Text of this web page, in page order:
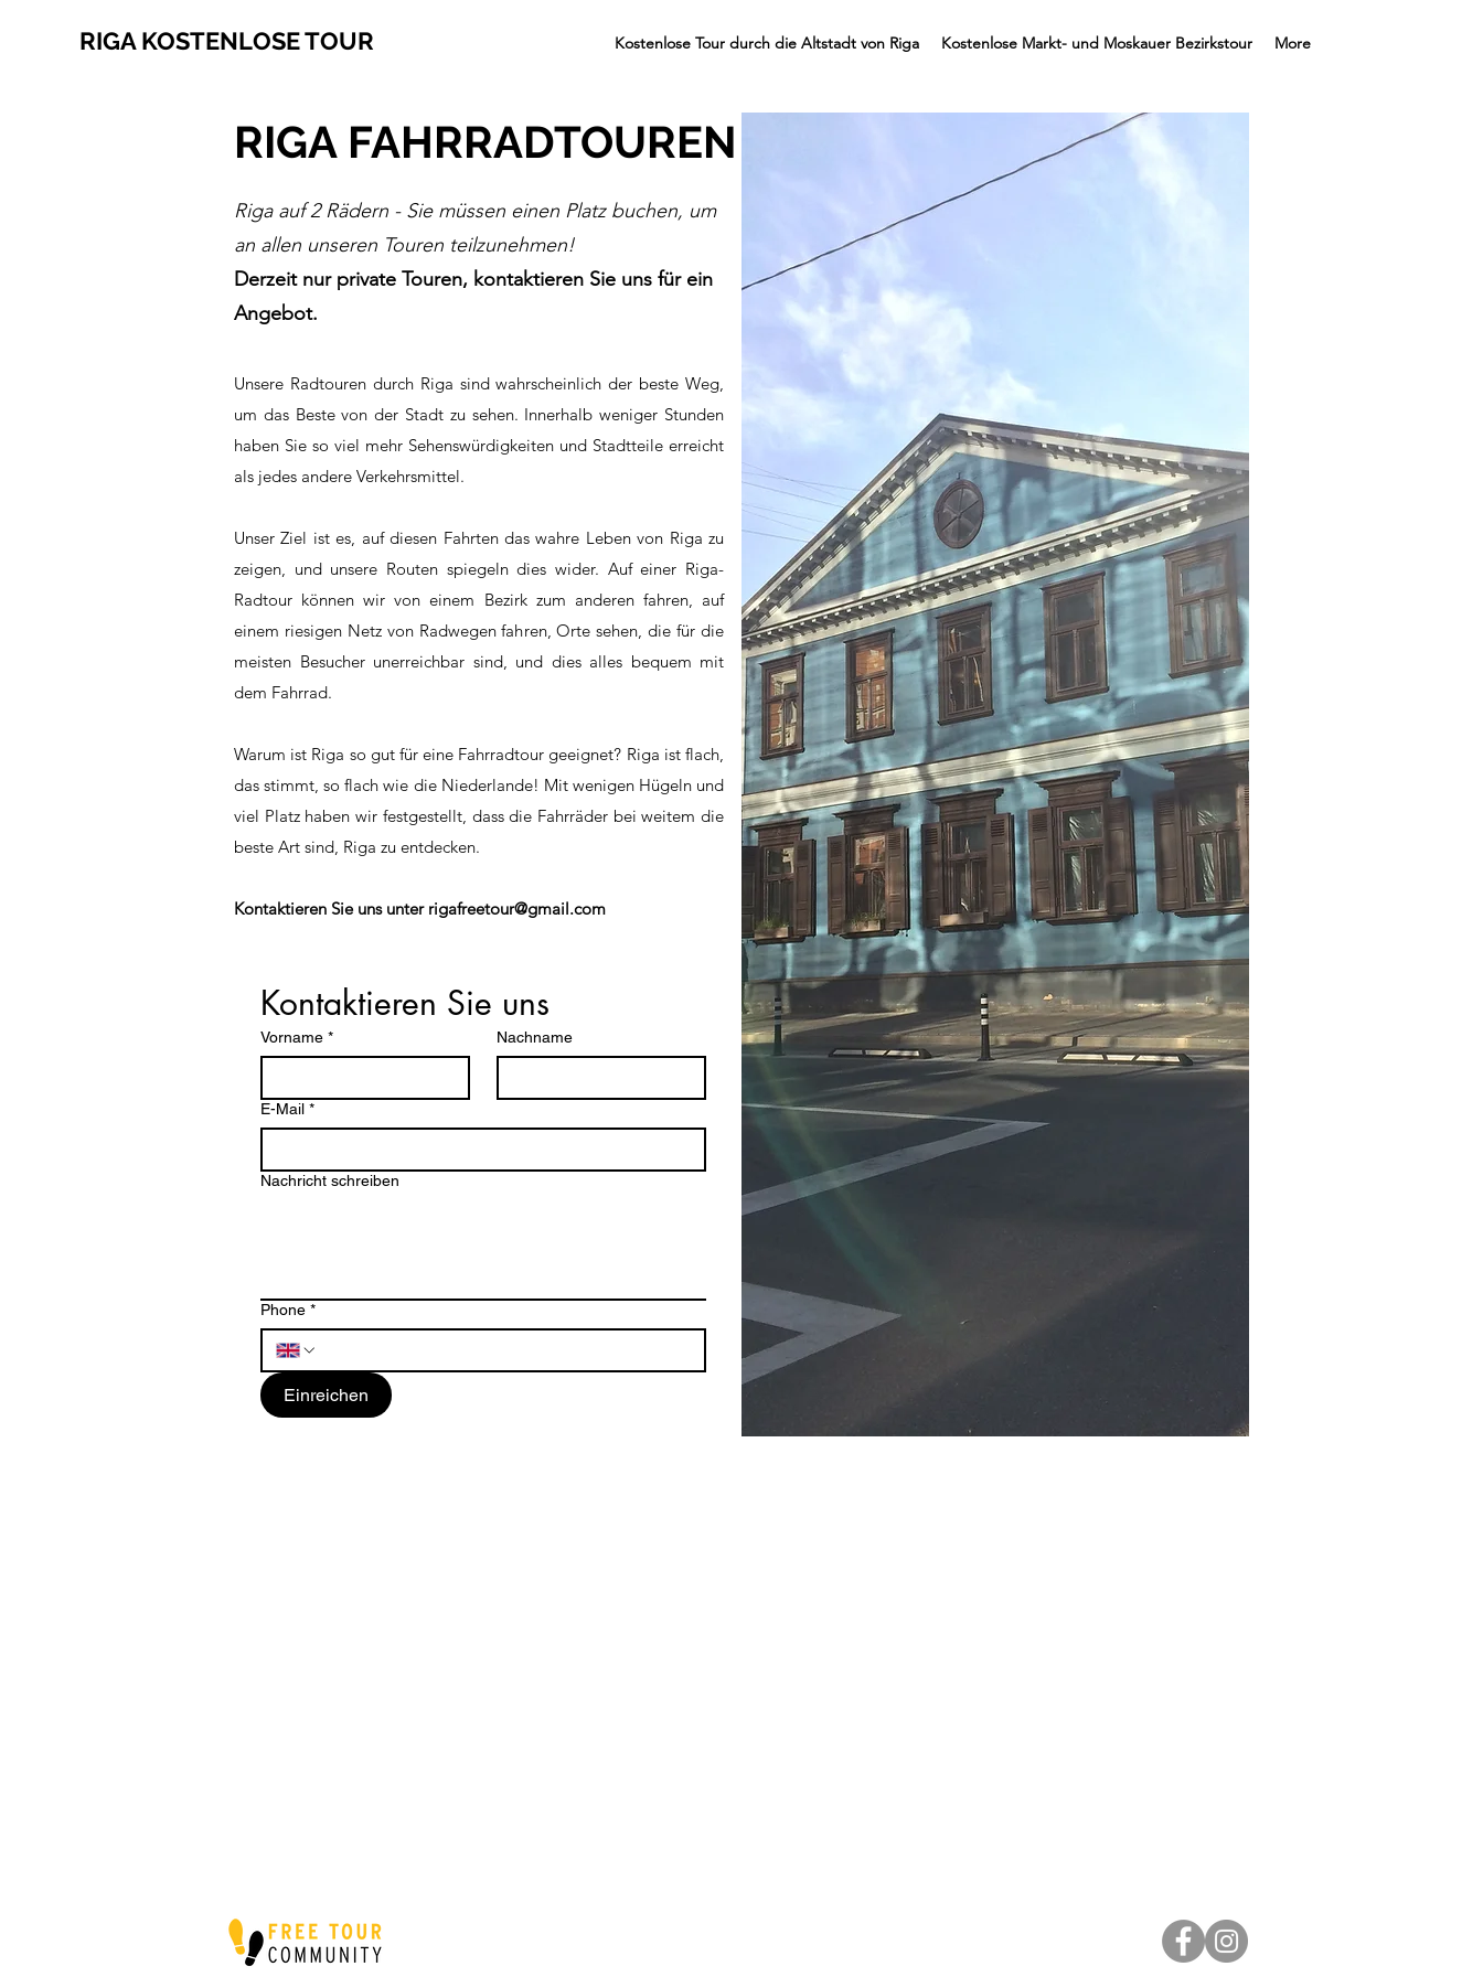
RIGA KOSTENLOSE TOUR Kostenlose Tour durch die Altstadt von Riga Kostenlose Markt- und Moskauer Bezirkstour More
RIGA FAHRRADTOUREN
Riga auf 2 Rädern - Sie müssen einen Platz buchen, um
an allen unseren Touren teilzunehmen!
Derzeit nur private Touren, kontaktieren Sie uns für ein
Angebot.
Unsere Radtouren durch Riga sind wahrscheinlich der beste Weg,
um das Beste von der Stadt zu sehen. Innerhalb weniger Stunden
haben Sie so viel mehr Sehenswürdigkeiten und Stadtteile erreicht
als jedes andere Verkehrsmittel.
Unser Ziel ist es, auf diesen Fahrten das wahre Leben von Riga zu
zeigen, und unsere Routen spiegeln dies wider. Auf einer Riga-
Radtour können wir von einem Bezirk zum anderen fahren, auf
einem riesigen Netz von Radwegen fahren, Orte sehen, die für die
meisten Besucher unerreichbar sind, und dies alles bequem mit
dem Fahrrad.
Warum ist Riga so gut für eine Fahrradtour geeignet? Riga ist flach,
das stimmt, so flach wie die Niederlande! Mit wenigen Hügeln und
viel Platz haben wir festgestellt, dass die Fahrräder bei weitem die
beste Art sind, Riga zu entdecken.
Kontaktieren Sie uns unter rigafreetour@gmail.com
Kontaktieren Sie uns
Vorname * Nachname
E-Mail *
Nachricht schreiben
Phone *
Einreichen